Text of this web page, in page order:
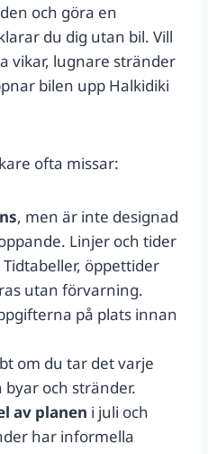
och göra en
du dig utan bil. Vill
vikar, lugnare stränder
bilen upp Halkidiki
ofta missar:
, men är inte designad
Linjer och tider
öppettider
utan förvarning.
på plats innan
om du tar det varje
och stränder.
av planen i juli och
har informella